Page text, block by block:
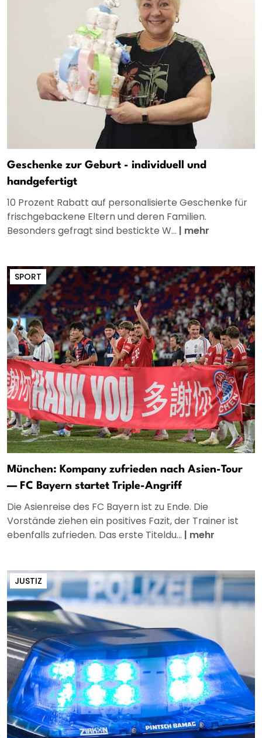
Geschenke zur Geburt - individuell und
handgefertigt
10 Prozent Rabatt auf personalisierte Geschenke für
frischgebackene Eltern und deren Familien.
Besonders gefragt sind bestickte W... | mehr
SPORT
München: Kompany zufrieden nach Asien-Tour
— FC Bayern startet Triple-Angriff
Die Asienreise des FC Bayern ist zu Ende. Die
Vorstände ziehen ein positives Fazit, der Trainer ist
ebenfalls zufrieden. Das erste Titeldu... | mehr
JUSTIZ